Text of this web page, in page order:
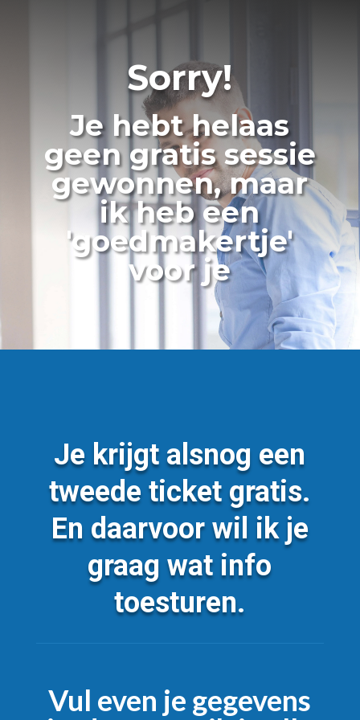
Sorry!
Je hebt helaas
geen gratis sessie
gewonnen, maar
ik heb een
'goedmakertje'
voor je
Je krijgt alsnog een
tweede ticket gratis.
En daarvoor wil ik je
graag wat info
toesturen.
Vul even je gegevens